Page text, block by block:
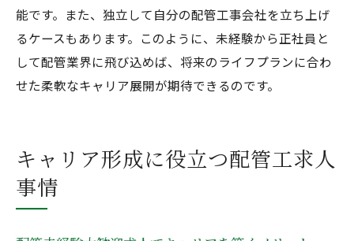
能です。また、独立して自分の配管工事会社を立ち上げ
るケースもあります。このように、未経験から正社員と
して配管業界に飛び込めば、将来のライフプランに合わ
せた柔軟なキャリア展開が期待できるのです。
キャリア形成に役立つ配管工求人
事情